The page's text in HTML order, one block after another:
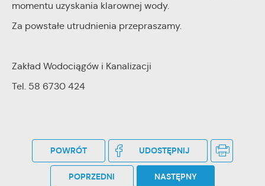
momentu uzyskania klarownej wody.
Za powstałe utrudnienia przepraszamy.
Zakład Wodociągów i Kanalizacji
Tel. 58 6730 424
POWRÓT UDOSTĘPNIJ
POPRZEDNI NASTĘPNY
stronach podmiotów trzecich lub firm będących naszymi
charakterze pośredników prezentujących nasze treści w